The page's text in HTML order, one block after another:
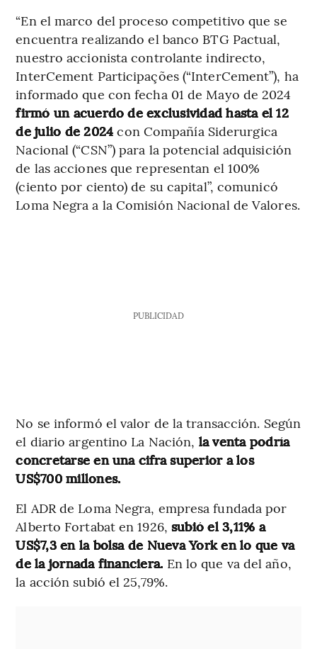
“En el marco del proceso competitivo que se
encuentra realizando el banco BTG Pactual,
nuestro accionista controlante indirecto,
InterCement Participações (“InterCement”), ha
informado que con fecha 01 de Mayo de 2024
firmó un acuerdo de exclusividad hasta el 12
de julio de 2024con Compañía Siderurgica
Nacional (“CSN”) para la potencial adquisición
de las acciones que representan el 100%
(ciento por ciento) de su capital”, comunicó
Loma Negra a la Comisión Nacional de Valores.
PUBLICIDAD
No se informó el valor de la transacción. Según
el diario argentino La Nación, la venta podría
concretarse en una cifra superior a los
US$700 millones.
El ADR de Loma Negra, empresa fundada por
Alberto Fortabat en 1926, subió el 3,11% a
US$7,3 en la bolsa de Nueva York en lo que va
de la jornada financiera. En lo que va del año,
la acción subió el 25,79%.